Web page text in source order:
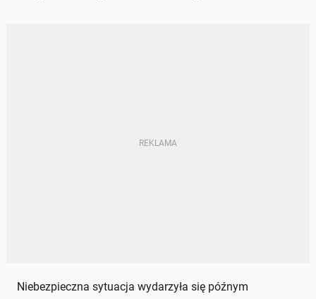
Niebezpieczna sytuacja wydarzyła się późnym